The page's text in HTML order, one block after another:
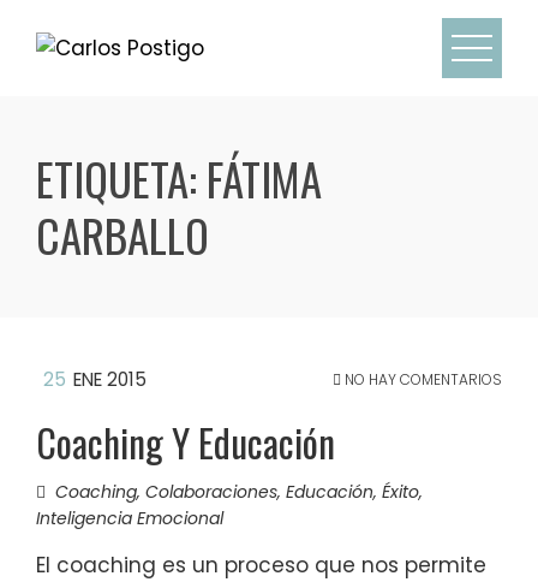
ETIQUETA: FÁTIMA
CARBALLO
25 ENE 2015 NO HAY COMENTARIOS
Coaching Y Educación
Coaching, Colaboraciones, Educación, Éxito,
Inteligencia Emocional
El coaching es un proceso que nos permite